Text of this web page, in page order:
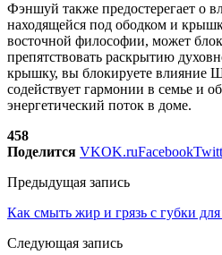
Фэншуй также предостерегает о
находящейся под ободком и
восточной философии, может
препятствовать раскрытию
крышку, вы блокируете влияние
содействует гармонии в семье и
энергетический поток в доме.
458
Поделится VKOK.ruFacebook
Предыдущая запись
Как смыть жир и грязь с губки
Следующая запись